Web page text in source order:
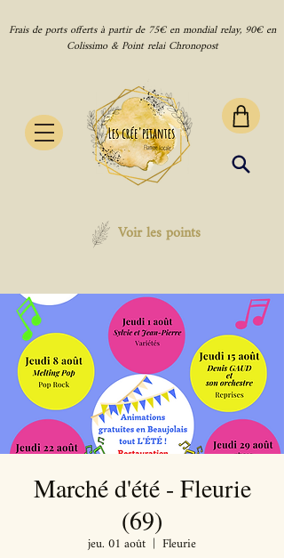
Frais de ports offerts à partir de 75€ en mondial relay, 90€ en
Colissimo & Point relai Chronopost
Voir les points
Marché d'été - Fleurie
(69)
jeu. 01 août
  |
Fleurie